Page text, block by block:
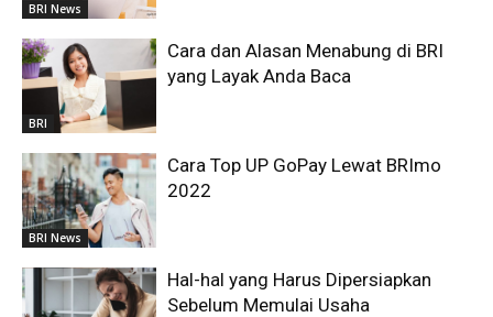
BRI News
BRI
Cara dan Alasan Menabung di BRI
yang Layak Anda Baca
BRI News
Cara Top UP GoPay Lewat BRImo
2022
Hal-hal yang Harus Dipersiapkan
Sebelum Memulai Usaha